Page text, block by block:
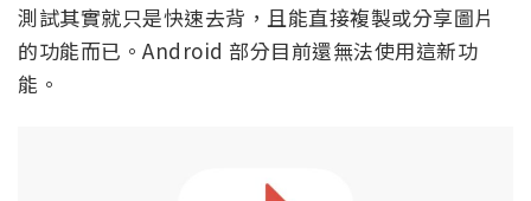
測試其實就只是快速去背，且能直接複製或分享圖片
的功能而已。Android 部分目前還無法使用這新功
能。